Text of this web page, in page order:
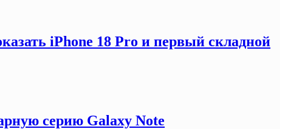
iPhone 18 Pro и первый складной
серию Galaxy Note